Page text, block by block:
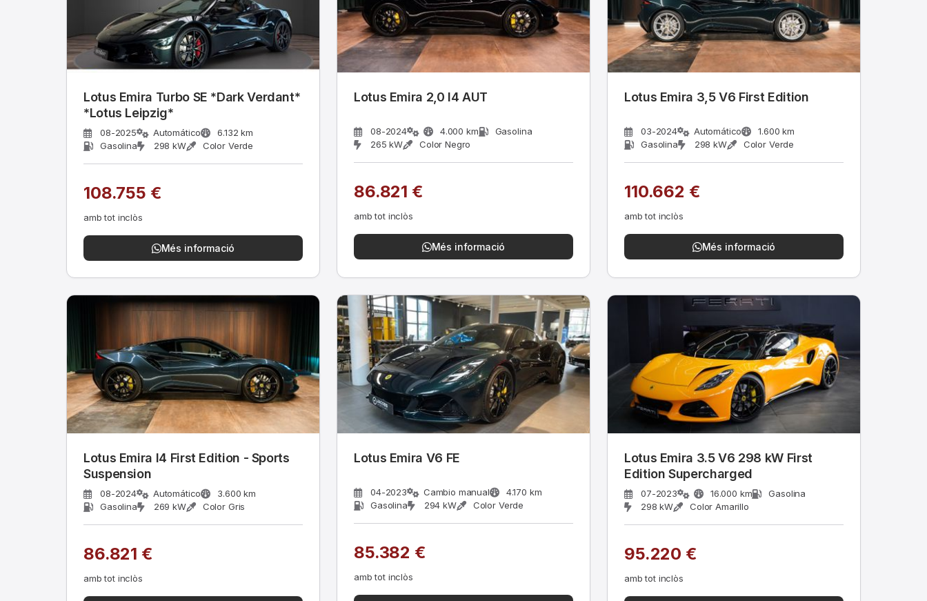
Lotus Emira Turbo SE *Dark Verdant*
*Lotus Leipzig*
08-2025 Automático
6.132 km
Gasolina
298 kW Color Verde
108.755 €
amb tot inclòs
Més informació
Lotus Emira 2,0 I4 AUT
08-2024 4.000 km
Gasolina
265 kW
Color Negro
86.821 €
amb tot inclòs
Més informació
Lotus Emira 3,5 V6 First Edition
03-2024 Automático
1.600 km
Gasolina
298 kW Color Verde
110.662 €
amb tot inclòs
Més informació
Lotus Emira I4 First Edition - Sports
Suspension
08-2024 Automático
3.600 km
Gasolina
269 kW Color Gris
86.821 €
amb tot inclòs
Lotus Emira V6 FE
04-2023 Cambio manual
4.170 km
Gasolina
294 kW Color Verde
85.382 €
amb tot inclòs
Lotus Emira 3.5 V6 298 kW First
Edition Supercharged
07-2023 16.000 km
Gasolina
298 kW
Color Amarillo
95.220 €
amb tot inclòs